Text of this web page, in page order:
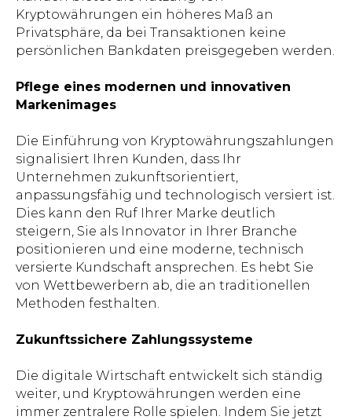
Kryptowährungen ein höheres Maß an
Privatsphäre, da bei Transaktionen keine
persönlichen Bankdaten preisgegeben werden.
Pflege eines modernen und innovativen
Markenimages
Die Einführung von Kryptowährungszahlungen
signalisiert Ihren Kunden, dass Ihr
Unternehmen zukunftsorientiert,
anpassungsfähig und technologisch versiert ist.
Dies kann den Ruf Ihrer Marke deutlich
steigern, Sie als Innovator in Ihrer Branche
positionieren und eine moderne, technisch
versierte Kundschaft ansprechen. Es hebt Sie
von Wettbewerbern ab, die an traditionellen
Methoden festhalten.
Zukunftssichere Zahlungssysteme
Die digitale Wirtschaft entwickelt sich ständig
weiter, und Kryptowährungen werden eine
immer zentralere Rolle spielen. Indem Sie jetzt